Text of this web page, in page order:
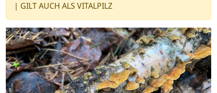
| GILT AUCH ALS VITALPILZ